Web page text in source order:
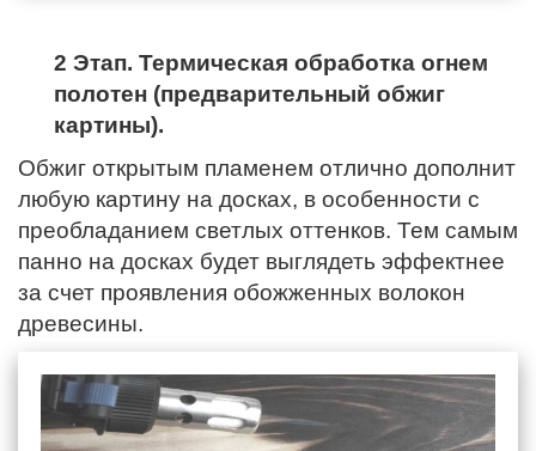
2 Этап. Термическая обработка огнем
полотен (предварительный обжиг
картины).
Обжиг открытым пламенем отлично дополнит
любую картину на досках, в особенности с
преобладанием светлых оттенков. Тем самым
панно на досках будет выглядеть эффектнее
за счет проявления обожженных волокон
древесины.